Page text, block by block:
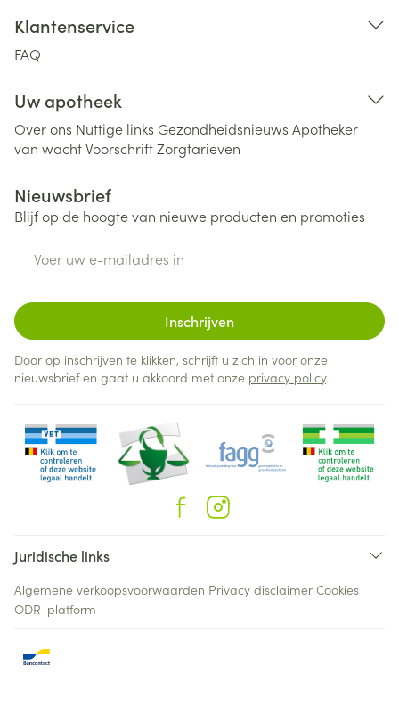
Klantenservice
FAQ
Uw apotheek
Over ons Nuttige links Gezondheidsnieuws Apotheker
van wachtVoorschriftZorgtarieven
Nieuwsbrief
Blijf op de hoogte van nieuwe producten en promoties
Inschrijven
Door op inschrijven te klikken, schrijft u zich in voor onze
nieuwsbrief en gaat u akkoord met onze privacy policy.
Juridische links
Algemene verkoopsvoorwaarden Privacy disclaimer Cookies
ODR-platform